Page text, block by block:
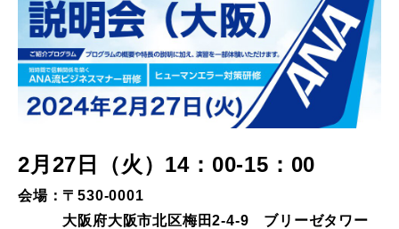
2月27日（火）14：00-15：00
会場：〒530-0001
大阪府大阪市北区梅田2-4-9 ブリーゼタワー